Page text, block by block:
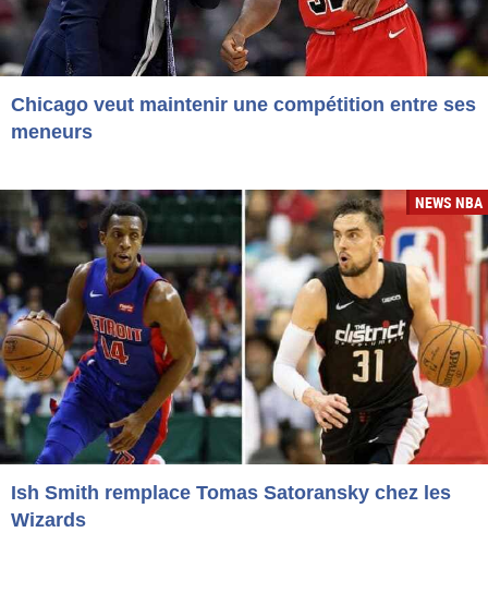
Chicago veut maintenir une compétition entre ses
meneurs
NEWS NBA
Ish Smith remplace Tomas Satoransky chez les
Wizards